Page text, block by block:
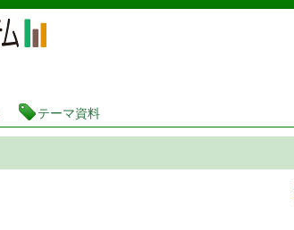
岡山県立図書館 蔵書検索・予約システム
テーマ資料